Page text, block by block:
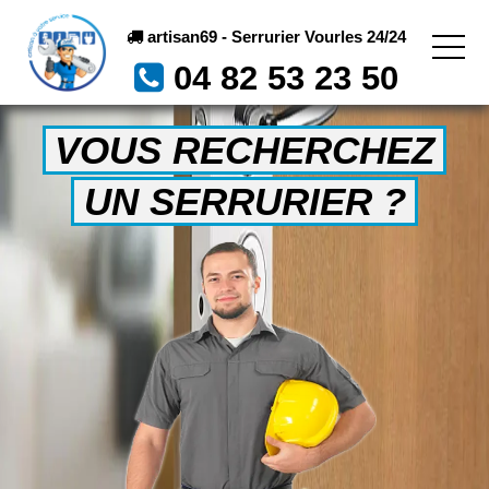
artisan69 - Serrurier Vourles 24/24
04 82 53 23 50
VOUS RECHERCHEZ
UN SERRURIER ?